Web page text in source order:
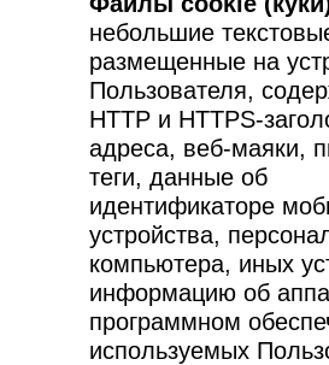
небольшие
размещенные на
Пользователя,
HTTP и HTTPS-
адреса, веб-маяки,
теги, данные об
идентификаторе
устройства,
компьютера, иных
информацию об
программном
используемых